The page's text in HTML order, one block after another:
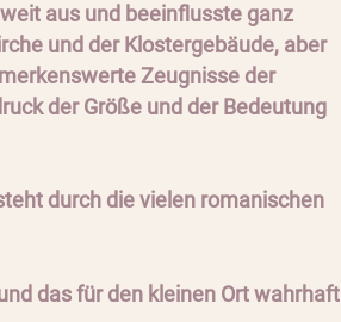
aus und beeinflusste ganz
und der Klostergebäude, aber
Zeugnisse der
der Größe und der Bedeutung
durch die vielen romanischen
das für den kleinen Ort wahrhaft